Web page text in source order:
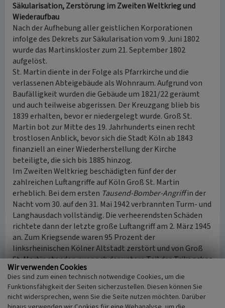
Säkularisation, Zerstörung im Zweiten Weltkrieg und
Wiederaufbau
Nach der Aufhebung aller geistlichen Korporationen
infolge des Dekrets zur Säkularisation vom 9. Juni 1802
wurde das Martinskloster zum 21. September 1802
aufgelöst.
St. Martin diente in der Folge als Pfarrkirche und die
verlassenen Abteigebäude als Wohnraum. Aufgrund von
Baufälligkeit wurden die Gebäude um 1821/22 geräumt
und auch teilweise abgerissen. Der Kreuzgang blieb bis
1839 erhalten, bevor er niedergelegt wurde. Groß St.
Martin bot zur Mitte des 19. Jahrhunderts einen recht
trostlosen Anblick, bevor sich die Stadt Köln ab 1843
finanziell an einer Wiederherstellung der Kirche
beteiligte, die sich bis 1885 hinzog.
Im Zweiten Weltkrieg beschädigten fünf der der
zahlreichen Luftangriffe auf Köln Groß St. Martin
erheblich. Bei dem ersten Tausend-Bomber-Angriffin der
Nacht vom 30. auf den 31. Mai 1942 verbrannten Turm- und
Langhausdach vollständig. Die verheerendsten Schäden
richtete dann der letzte große Luftangriff am 2. März 1945
an. Zum Kriegsende waren 95 Prozent der
linksrheinischen Kölner Altstadt zerstört und von Groß
St. Martin standen nur noch der untere Teil des Trikonchos
(auch „Kleeblattchor“, eine besondere Grundrissform des
Chors), die Seitenwände des Langhauses, die Basis des
Vierungsturms und Stummel der Flankierungstürme.
Die vormalige Pfarrgemeinde St. Martin wurde nach dem
Wir verwenden Cookies
Dies sind zum einen technisch notwendige Cookies, um die
Funktionsfähigkeit der Seiten sicherzustellen. Diesen können Sie
nicht widersprechen, wenn Sie die Seite nutzen möchten. Darüber